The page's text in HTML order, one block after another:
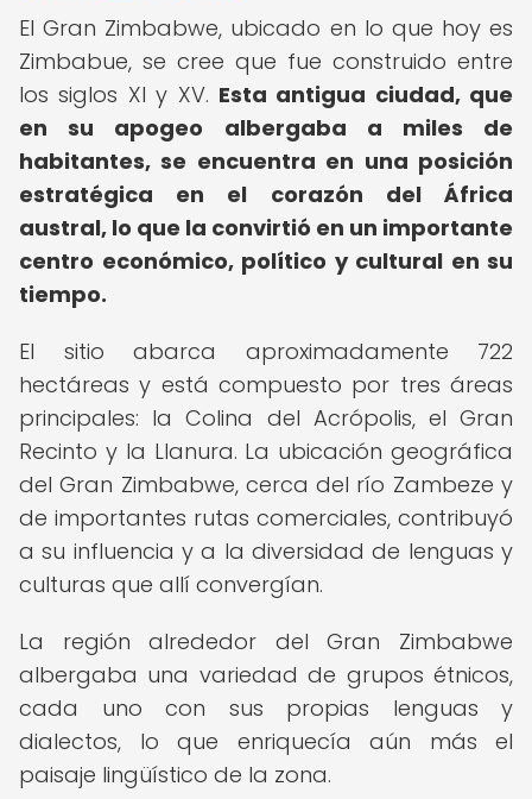
El Gran Zimbabwe, ubicado en lo que hoy es
Zimbabue, se cree que fue construido entre
los siglos XI y XV. Esta antigua ciudad, que
en su apogeo albergaba a miles de
habitantes, se encuentra en una posición
estratégica en el corazón del África
austral, lo que la convirtió en un importante
centro económico, político y cultural en su
tiempo.
El sitio abarca aproximadamente 722
hectáreas y está compuesto por tres áreas
principales: la Colina del Acrópolis, el Gran
Recinto y la Llanura. La ubicación geográfica
del Gran Zimbabwe, cerca del río Zambeze y
de importantes rutas comerciales, contribuyó
a su influencia y a la diversidad de lenguas y
culturas que allí convergían.
La región alrededor del Gran Zimbabwe
albergaba una variedad de grupos étnicos,
cada uno con sus propias lenguas y
dialectos, lo que enriquecía aún más el
paisaje lingüístico de la zona.